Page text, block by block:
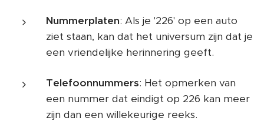
Nummerplaten: Als je '226' op een auto
ziet staan, kan dat het universum zijn dat je
een vriendelijke herinnering geeft.
Telefoonnummers: Het opmerken van
een nummer dat eindigt op 226 kan meer
zijn dan een willekeurige reeks.